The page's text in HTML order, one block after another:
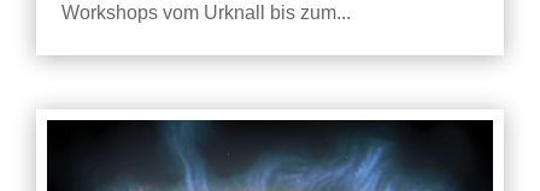
Workshops vom Urknall bis zum...